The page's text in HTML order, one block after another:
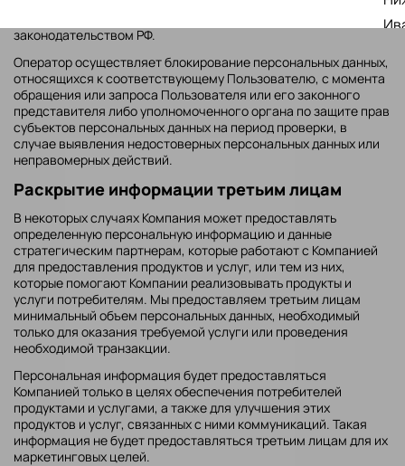
законодательством РФ.
Оператор осуществляет блокирование персональных данных,
относящихся к соответствующему Пользователю, с момента
обращения или запроса Пользователя или его законного
представителя либо уполномоченного органа по защите прав
субъектов персональных данных на период проверки, в
случае выявления недостоверных персональных данных или
неправомерных действий.
Раскрытие информации третьим лицам
В некоторых случаях Компания может предоставлять
определенную персональную информацию и данные
стратегическим партнерам, которые работают с Компанией
для предоставления продуктов и услуг, или тем из них,
которые помогают Компании реализовывать продукты и
услуги потребителям. Мы предоставляем третьим лицам
минимальный объем персональных данных, необходимый
только для оказания требуемой услуги или проведения
необходимой транзакции.
Персональная информация будет предоставляться
Компанией только в целях обеспечения потребителей
продуктами и услугами, а также для улучшения этих
продуктов и услуг, связанных с ними коммуникаций. Такая
информация не будет предоставляться третьим лицам для их
маркетинговых целей.